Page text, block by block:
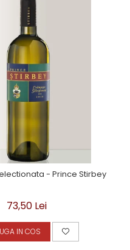
- Prince Stirbey
73,50 Lei
IN COS